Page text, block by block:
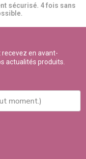
sécurisé. 4 fois sans
en avant-
actualités produits.